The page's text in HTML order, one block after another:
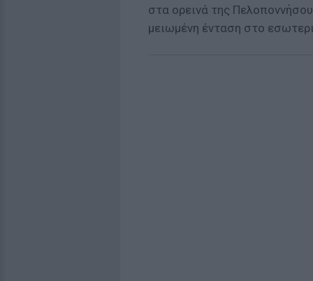
στα ορεινά της
μειωμένη ένταση στο